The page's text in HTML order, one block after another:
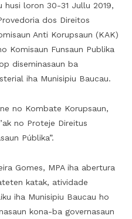
husi loron 30-31 Jullu 2019,
dos Direitos
Anti Korupsaun (KAK)
Komisaun Funsaun Publika
diseminasaun ba
iha Munisipiu Baucau.
no Kombate Korupsaun,
no Proteje Direitus
Públika”.
Gomes, MPA iha abertura
katak, atividade
iha Munisipiu Baucau ho
kona-ba governasaun